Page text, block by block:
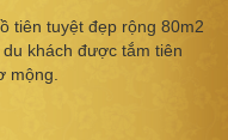
tiên tuyệt đẹp rộng 80m2
khách được tắm tiên
mộng.